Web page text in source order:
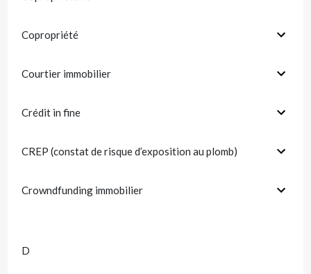
Copropriété
Courtier immobilier
Crédit in fine
CREP (constat de risque d’exposition au plomb)
Crowndfunding immobilier
D